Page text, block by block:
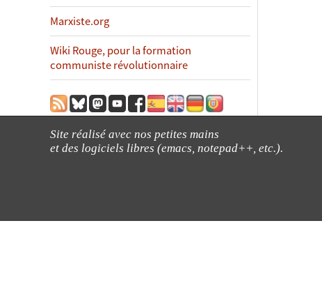
Marxiste.org
Wiki Rouge, pour la formation
communiste révolutionnaire
Site réalisé avec nos petites mains
et des logiciels libres (emacs, notepad++, etc.).